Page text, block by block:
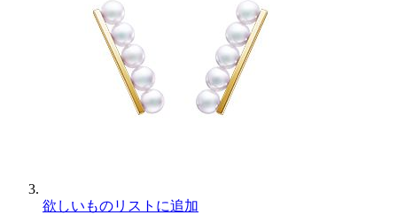
欲しいものリストに追加